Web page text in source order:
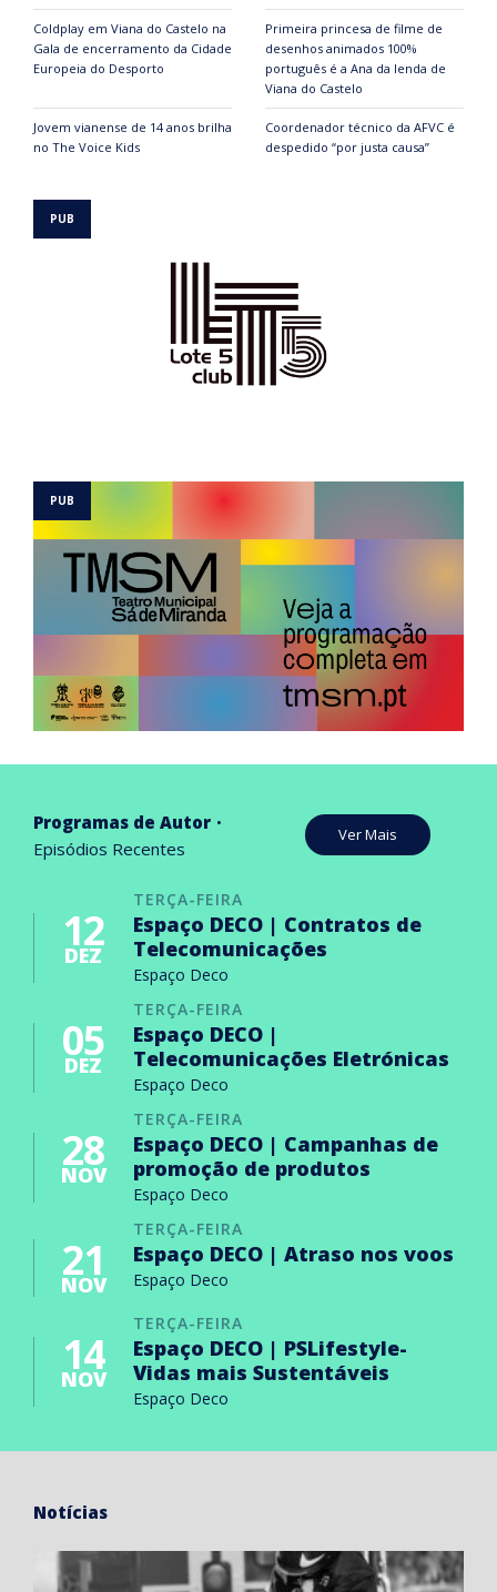
Coldplay em Viana do Castelo na
Gala de encerramento da Cidade
Europeia do Desporto
Primeira princesa de filme de
desenhos animados 100%
português é a Ana da lenda de
Viana do Castelo
Jovem vianense de 14 anos brilha
no The Voice Kids
Coordenador técnico da AFVC é
despedido “por justa causa”
Programas de Autor
Episódios Recentes
Ver Mais
TERÇA-FEIRA
12
DEZ
Espaço DECO | Contratos de
Telecomunicações
Espaço Deco
TERÇA-FEIRA
05
DEZ
Espaço DECO |
Telecomunicações Eletrónicas
Espaço Deco
TERÇA-FEIRA
28
NOV
Espaço DECO | Campanhas de
promoção de produtos
Espaço Deco
TERÇA-FEIRA
21
NOV
Espaço DECO | Atraso nos voos
Espaço Deco
TERÇA-FEIRA
14
NOV
Espaço DECO | PSLifestyle-
Vidas mais Sustentáveis
Espaço Deco
Notícias